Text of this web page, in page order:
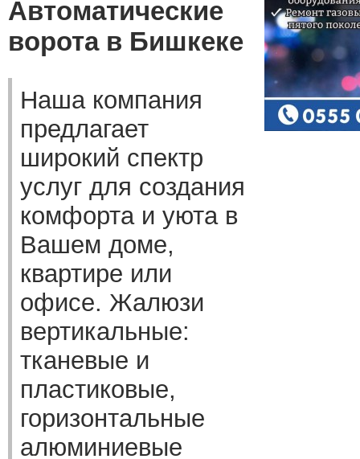
Автоматические
ворота в Бишкеке
Наша компания
предлагает
широкий спектр
услуг для создания
комфорта и уюта в
Вашем доме,
квартире или
офисе. Жалюзи
вертикальные:
тканевые и
пластиковые,
горизонтальные
алюминиевые